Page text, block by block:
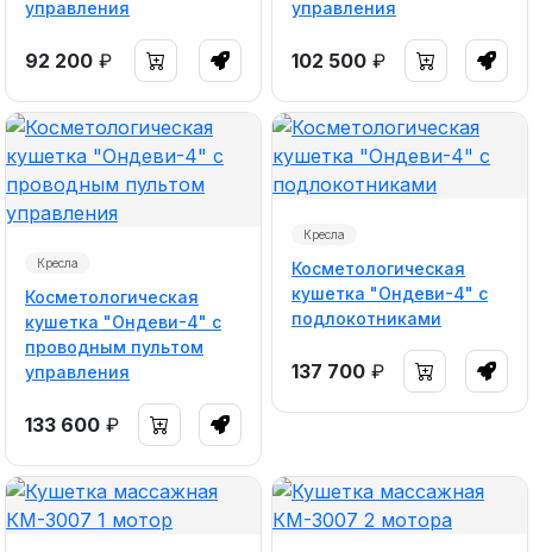
управления
92 200 ₽
управления
102 500 ₽
Кресла
Косметологическая
кушетка "Ондеви-4" с
проводным пультом
управления
133 600 ₽
Кресла
Косметологическая
кушетка "Ондеви-4" с
подлокотниками
137 700 ₽